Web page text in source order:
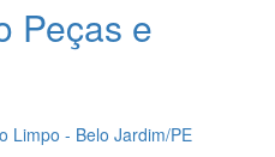
Peças e
Limpo - Belo Jardim/PE